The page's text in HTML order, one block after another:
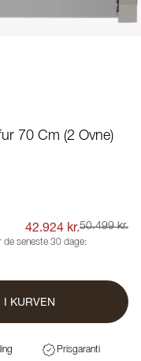
70 Cm (2 Ovne)
42.924 kr.50.499 kr.
de seneste 30 dage:
KURVEN
Prisgaranti